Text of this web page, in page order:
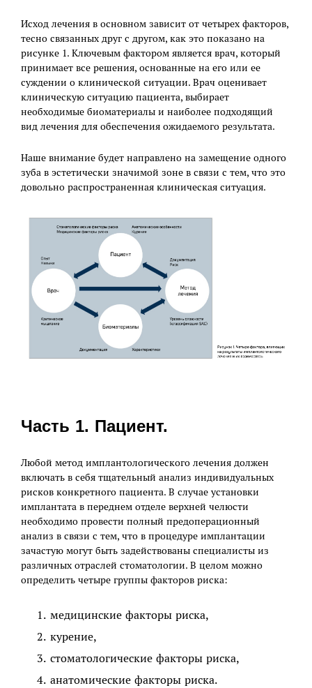
Исход лечения в основном зависит от четырех факторов,
тесно связанных друг с другом, как это показано на
рисунке 1. Ключевым фактором является врач, который
принимает все решения, основанные на его или ее
суждении о клинической ситуации. Врач оценивает
клиническую ситуацию пациента, выбирает
необходимые биоматериалы и наиболее подходящий
вид лечения для обеспечения ожидаемого результата.
Наше внимание будет направлено на замещение одного
зуба в эстетически значимой зоне в связи с тем, что это
довольно распространенная клиническая ситуация.
Часть 1. Пациент.
Любой метод имплантологического лечения должен
включать в себя тщательный анализ индивидуальных
рисков конкретного пациента. В случае установки
имплантата в переднем отделе верхней челюсти
необходимо провести полный предоперационный
анализ в связи с тем, что в процедуре имплантации
зачастую могут быть задействованы специалисты из
различных отраслей стоматологии. В целом можно
определить четыре группы факторов риска:
медицинские факторы риска,
курение,
стоматологические факторы риска,
анатомические факторы риска.